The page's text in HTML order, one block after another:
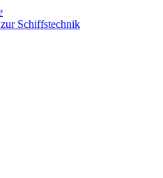
Schiffstechnik